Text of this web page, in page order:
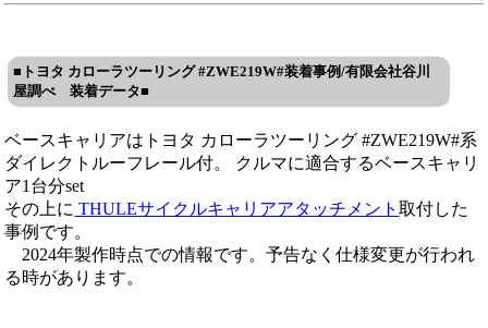
■トヨタ カローラツーリング #ZWE219W#装着事例/有限会社谷川
屋調べ 装着データ■
ベースキャリアはトヨタ カローラツーリング #ZWE219W#系
ダイレクトルーフレール付。 クルマに適合するベースキャリ
ア1台分set
その上に THULEサイクルキャリアアタッチメント取付した
事例です。
2024年製作時点での情報です。予告なく仕様変更が行われ
る時があります。